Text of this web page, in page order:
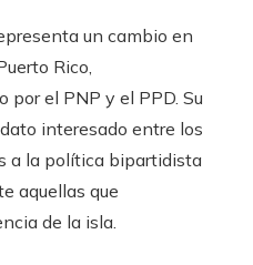
un cambio en
Rico,
el PNP y el PPD. Su
interesado entre los
a la política bipartidista
aquellas que
de la isla.